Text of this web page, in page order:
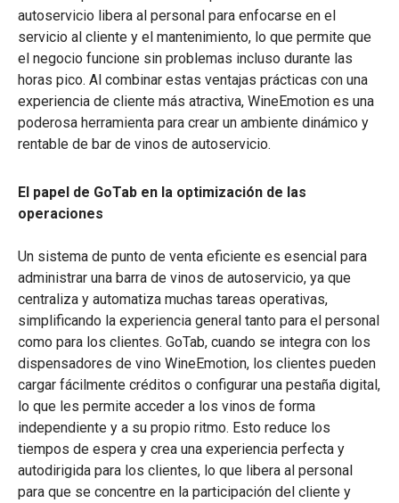
autoservicio libera al personal para enfocarse en el
servicio al cliente y el mantenimiento, lo que permite que
el negocio funcione sin problemas incluso durante las
horas pico. Al combinar estas ventajas prácticas con una
experiencia de cliente más atractiva, WineEmotion es una
poderosa herramienta para crear un ambiente dinámico y
rentable de bar de vinos de autoservicio.
El papel de GoTab en la optimización de las
operaciones
Un sistema de punto de venta eficiente es esencial para
administrar una barra de vinos de autoservicio, ya que
centraliza y automatiza muchas tareas operativas,
simplificando la experiencia general tanto para el personal
como para los clientes. GoTab, cuando se integra con los
dispensadores de vino WineEmotion, los clientes pueden
cargar fácilmente créditos o configurar una pestaña digital,
lo que les permite acceder a los vinos de forma
independiente y a su propio ritmo. Esto reduce los
tiempos de espera y crea una experiencia perfecta y
autodirigida para los clientes, lo que libera al personal
para que se concentre en la participación del cliente y